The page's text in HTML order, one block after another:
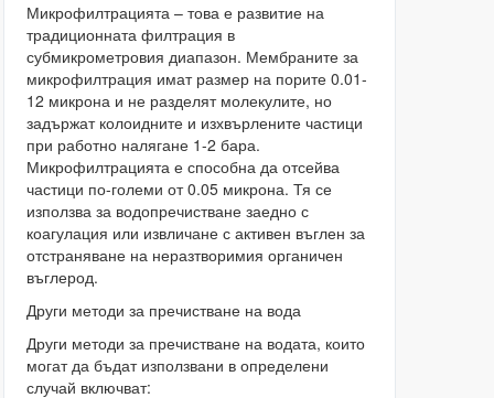
Микрофилтрацията – това е развитие на
традиционната филтрация в
субмикрометровия диапазон. Мембраните за
микрофилтрация имат размер на порите 0.01-
12 микрона и не разделят молекулите, но
задържат колоидните и изхвърлените частици
при работно налягане 1-2 бара.
Микрофилтрацията е способна да отсейва
частици по-големи от 0.05 микрона. Тя се
използва за водопречистване заедно с
коагулация или извличане с активен въглен за
отстраняване на неразтворимия органичен
въглерод.
Други методи за пречистване на вода
Други методи за пречистване на водата, които
могат да бъдат използвани в определени
случай включват: